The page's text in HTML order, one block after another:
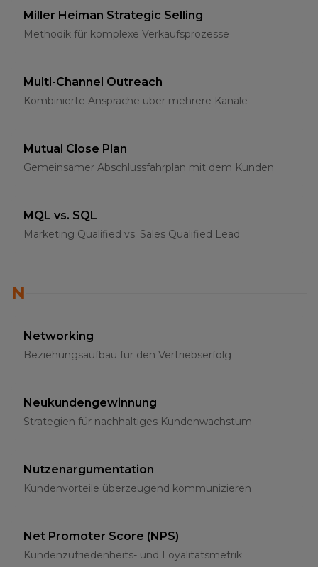
Miller Heiman Strategic Selling
Methodik für komplexe Verkaufsprozesse
Multi-Channel Outreach
Kombinierte Ansprache über mehrere Kanäle
Mutual Close Plan
Gemeinsamer Abschlussfahrplan mit dem Kunden
MQL vs. SQL
Marketing Qualified vs. Sales Qualified Lead
N
Networking
Beziehungsaufbau für den Vertriebserfolg
Neukundengewinnung
Strategien für nachhaltiges Kundenwachstum
Nutzenargumentation
Kundenvorteile überzeugend kommunizieren
Net Promoter Score (NPS)
Kundenzufriedenheits- und Loyalitätsmetrik